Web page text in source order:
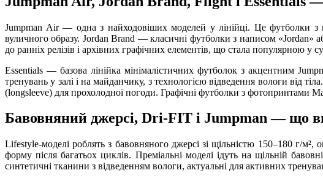
Jumpman Air — одна з найходовіших моделей у лінійці. Це футболки
вуличного образу. Jordan Brand — класичні футболки з написом «Jordan»
до ранніх релізів і архівних графічних елементів, що стала популярною у
Essentials — базова лінійка мінімалістичних футболок з акцентним
тренувань у залі і на майданчику, з технологією відведення вологи від
(longsleeve) для прохолодної погоди. Графічні футболки з фотопринтами
Бавовняний джерсі, Dri-FIT і Jumpman — що
Lifestyle-моделі роблять з бавовняного джерсі зі щільністю 150–180 г/
форму після багатьох циклів. Преміальні моделі ідуть на щільній
синтетичні тканини з відведенням вологи, актуальні для активних